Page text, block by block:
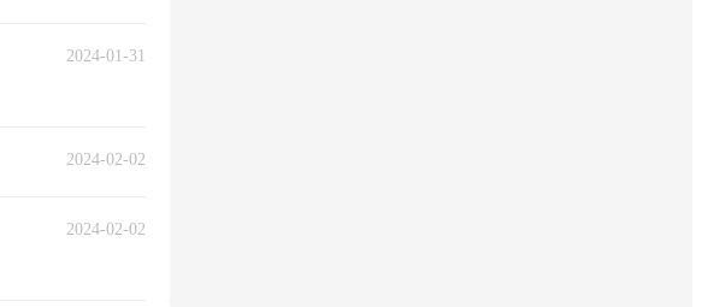
2024-01-31
2024-02-02
2024-02-02